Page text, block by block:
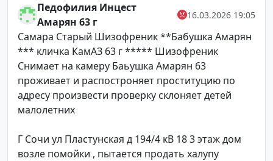
Педофилия Инцест
Амарян 63 г
16.03.2026 19:05
Самара Старый Шизофреник **Бабушка Амарян
*** кличка КамАЗ 63 г ***** Шизофреник
Снимает на камеру Баьушка Амарян 63
проживает и распостроняет проституцию по
адресу произвести проверку склоняет детей
малолетних
Г Сочи ул Пластунская д 194/4 кВ 18 3 этаж дом
возле помойки , пытается продать халупу